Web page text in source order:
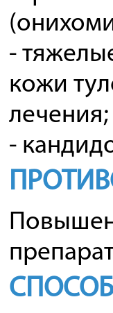
-
кожи
лечения;
-